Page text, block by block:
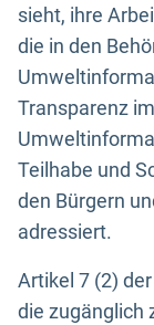
sieht, ihre
die in den
Transparenz
Teilhabe und
den Bürgern
adressiert.
Artikel 7 (2)
die zugänglich